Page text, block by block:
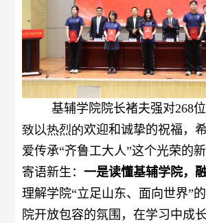
基辅学院院长褚夫强对268
致以热烈的欢迎和诚挚的祝福，
爱传承“齐鲁工大人”这个光荣的
寄语新生：一是读懂基辅学院，
理解学院“立足山东、面向世界”
院开放包容的氛围，在学习中成